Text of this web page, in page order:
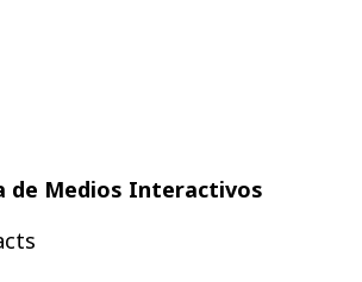
de Medios Interactivos